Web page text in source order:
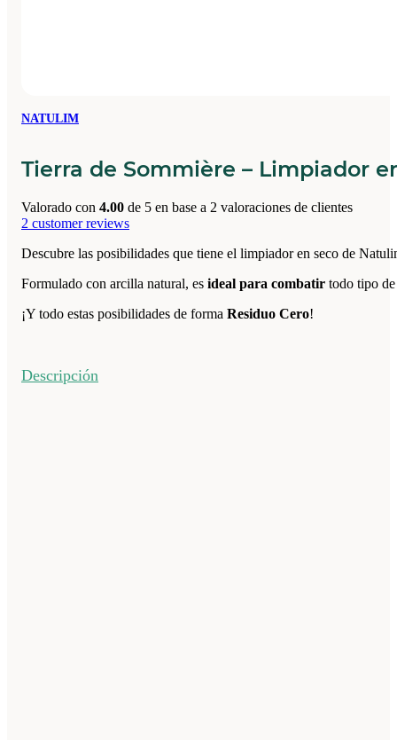
NATULIM
Tierra de Sommière – Limpiador
Valorado con 4.00 de 5 en base a 2 valoraciones de clientes
2 customer reviews
Descubre las posibilidades que tiene el limpiador en seco de
Formulado con arcilla natural, es ideal para combatir todo tipo de
¡Y todo estas posibilidades de forma Residuo Cero!
Descripción